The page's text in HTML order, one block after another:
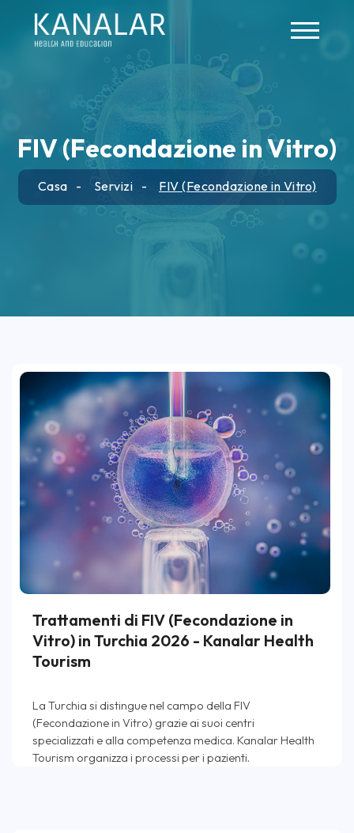
FIV (Fecondazione in Vitro)
Casa Servizi FIV (Fecondazione in Vitro)
Trattamenti di FIV (Fecondazione in
Vitro) in Turchia 2026 - Kanalar Health
Tourism
La Turchia si distingue nel campo della FIV
(Fecondazione in Vitro) grazie ai suoi centri
specializzati e alla competenza medica. Kanalar Health